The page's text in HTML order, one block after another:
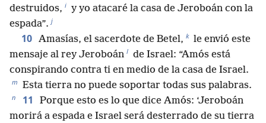
destruidos, i y yo atacaré la casa de Jeroboán con la
espada”. j
10 Amasías, el sacerdote de Betel, k le envió este
mensaje al rey Jeroboán l de Israel: “Amós está
conspirando contra ti en medio de la casa de Israel.
m Esta tierra no puede soportar todas sus palabras.
n 11
Porque esto es lo que dice Amós: ‘Jeroboán
morirá a espada e Israel será desterrado de su tierra